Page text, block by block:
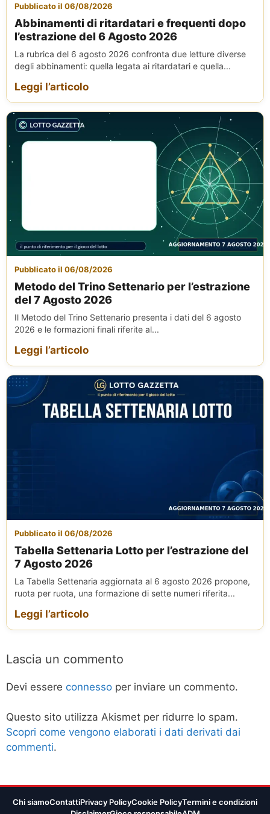
Pubblicato il 06/08/2026
Abbinamenti di ritardatari e frequenti dopo
l’estrazione del 6 Agosto 2026
La rubrica del 6 agosto 2026 confronta due letture diverse
degli abbinamenti: quella legata ai ritardatari e quella...
Leggi l’articolo
Pubblicato il 06/08/2026
Metodo del Trino Settenario per l’estrazione
del 7 Agosto 2026
Il Metodo del Trino Settenario presenta i dati del 6 agosto
2026 e le formazioni finali riferite al...
Leggi l’articolo
Pubblicato il 06/08/2026
Tabella Settenaria Lotto per l’estrazione del
7 Agosto 2026
La Tabella Settenaria aggiornata al 6 agosto 2026 propone,
ruota per ruota, una formazione di sette numeri riferita...
Leggi l’articolo
Lascia un commento
Devi essere connesso per inviare un commento.
Questo sito utilizza Akismet per ridurre lo spam.
Scopri come vengono elaborati i dati derivati dai
commenti.
Chi siamoContattiPrivacy PolicyCookie PolicyTermini e condizioni